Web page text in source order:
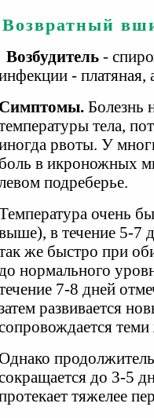
Возвратный
Возбудитель -
- платяная,
Симптомы. Болезнь
тела,
рвоты. У
боль в икроножных
подреберье.
очень
в течение 5-7
же быстро при
нормального
7-8 дней
развивается
до 3-5
тяжелее